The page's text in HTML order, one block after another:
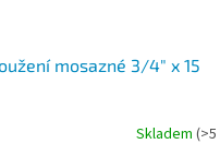
mosazné 3/4" x 15
Skladem